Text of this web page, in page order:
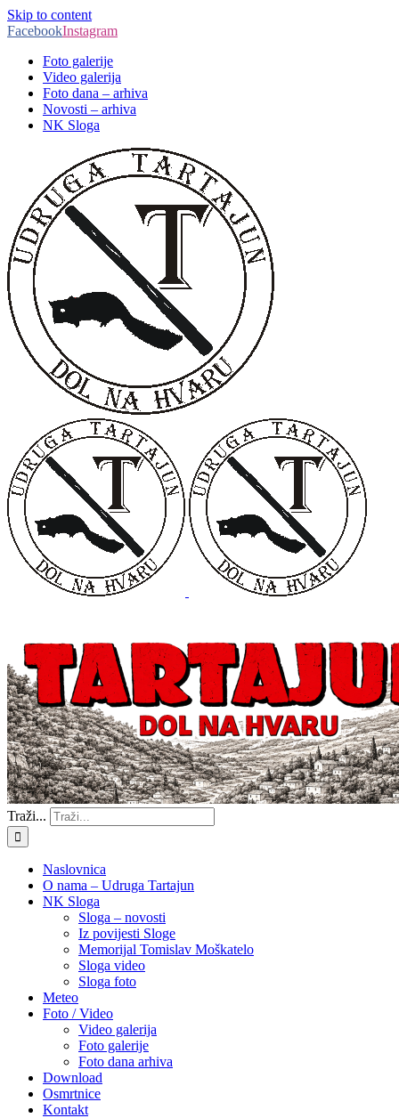
Skip to content
FacebookInstagram
Foto galerije
Video galerija
Foto dana – arhiva
Novosti – arhiva
NK Sloga
Traži...
Naslovnica
O nama – Udruga Tartajun
NK Sloga
Sloga – novosti
Iz povijesti Sloge
Memorijal Tomislav Moškatelo
Sloga video
Sloga foto
Meteo
Foto / Video
Video galerija
Foto galerije
Foto dana arhiva
Download
Osmrtnice
Kontakt